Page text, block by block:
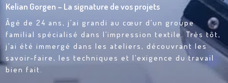
Kelian Gorgen – La signature de vos projets
Âgé de 24 ans, j’ai grandi au cœur d’un groupe
familial spécialisé dans l’impression textile. Très tôt,
j’ai été immergé dans les ateliers, découvrant les
savoir-faire, les techniques et l’exigence du travail
bien fait.